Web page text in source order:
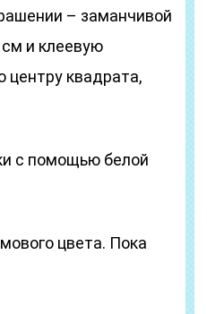
– заманчивой
и клеевую
центру квадрата,
с помощью белой
цвета. Пока